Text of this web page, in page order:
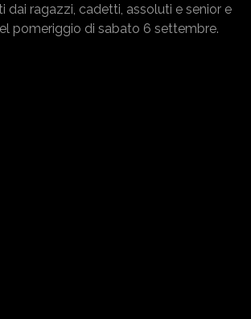
dai ragazzi, cadetti, assoluti e senior e
pomeriggio di sabato 6 settembre.